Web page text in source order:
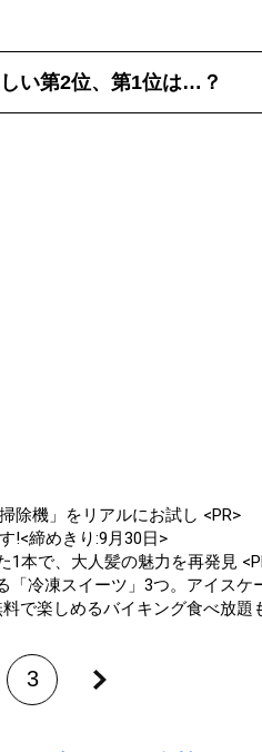
い第2位、第1位は…？
除機」をリアルにお試し <PR>
!<締めきり:9月30日>
本で、大人髪の魅力を再発見
冷凍スイーツ」3つ。アイスケ
で楽しめるバイキング食べ放題
3